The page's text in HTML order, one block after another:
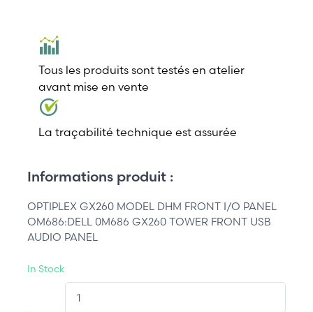
Tous les produits sont testés en atelier
avant mise en vente
La traçabilité technique est assurée
Informations produit :
OPTIPLEX GX260 MODEL DHM FRONT I/O PANEL
OM686:DELL 0M686 GX260 TOWER FRONT USB
AUDIO PANEL
In Stock